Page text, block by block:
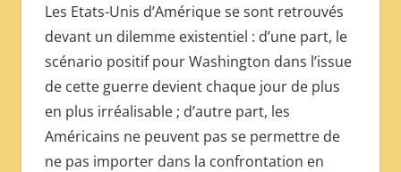
Les Etats-Unis d’Amérique se sont retrouvés
devant un dilemme existentiel : d’une part, le
scénario positif pour Washington dans l’issue
de cette guerre devient chaque jour de plus
en plus irréalisable ; d’autre part, les
Américains ne peuvent pas se permettre de
ne pas importer dans la confrontation en